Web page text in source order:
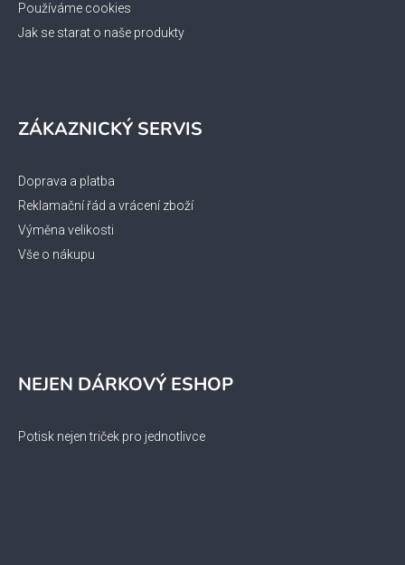
Používáme cookies
Jak se starat o naše produkty
ZÁKAZNICKÝ SERVIS
Doprava a platba
Reklamační řád a vrácení zboží
Výměna velikosti
Vše o nákupu
NEJEN DÁRKOVÝ ESHOP
Potisk nejen triček pro jednotlivce